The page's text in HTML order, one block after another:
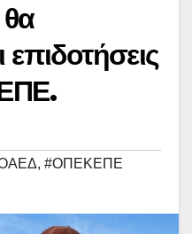
, #ΟΠΕΚΕΠΕ